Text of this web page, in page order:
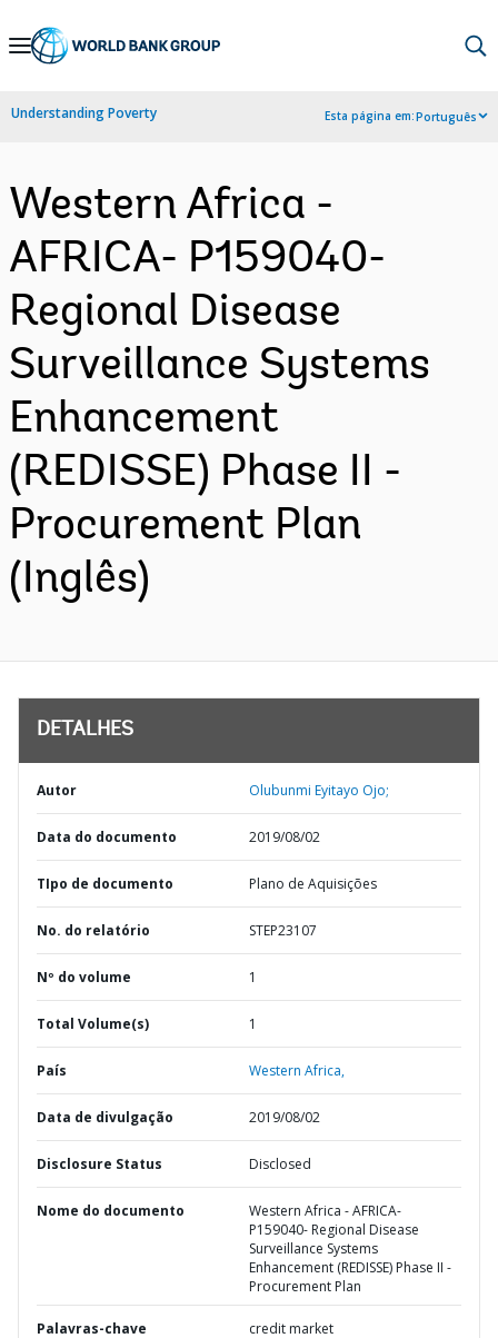
Skip
Navigation
Understanding Poverty Esta página em:Português
Western Africa -
AFRICA- P159040-
Regional Disease
Surveillance Systems
Enhancement
(REDISSE) Phase II -
Procurement Plan
(Inglês)
DETALHES
Autor Olubunmi Eyitayo Ojo;
Data do documento 2019/08/02
TIpo de documento Plano de Aquisições
No. do relatório STEP23107
Nº do volume 1
Total Volume(s) 1
País Western Africa,
Data de divulgação 2019/08/02
Disclosure Status Disclosed
Nome do documento
Western Africa - AFRICA-
P159040- Regional Disease
Surveillance Systems
Enhancement (REDISSE) Phase II -
Procurement Plan
Palavras-chave credit market